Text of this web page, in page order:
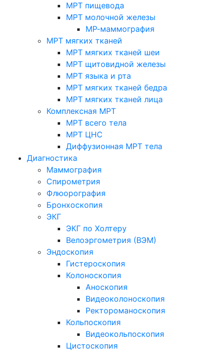
МРТ пищевода
МРТ молочной железы
МР-маммография
МРТ мягких тканей
МРТ мягких тканей шеи
МРТ щитовидной железы
МРТ языка и рта
МРТ мягких тканей бедра
МРТ мягких тканей лица
Комплексная МРТ
МРТ всего тела
МРТ ЦНС
Диффузионная МРТ тела
Диагностика
Маммография
Спирометрия
Флюорография
Бронхоскопия
ЭКГ
ЭКГ по Холтеру
Велоэргометрия (ВЭМ)
Эндоскопия
Гистероскопия
Колоноскопия
Аноскопия
Видеоколоноскопия
Ректороманоскопия
Кольпоскопия
Видеокольпоскопия
Цистоскопия